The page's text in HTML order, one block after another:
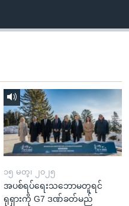
၁၅ မတ္၊ ၂၀၂၅
အပစ်ရပ်ရေးသဘောမတူရင်
ရုရှားကို G7 ဒဏ်ခတ်မည်